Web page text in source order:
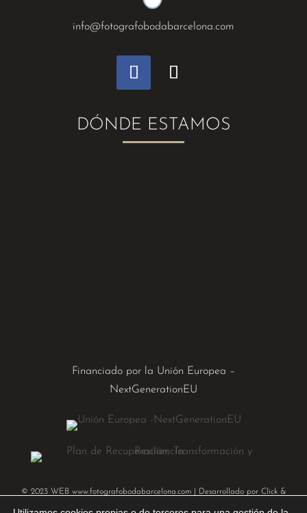
info@fotografobodabarcelona.com
DÓNDE ESTAMOS
Financiado por la Unión Europea –
NextGenerationEU
© 2023 WEB www.fotografobodabarcelona.com| Desarrollado por Click &
Click, Marketing Online